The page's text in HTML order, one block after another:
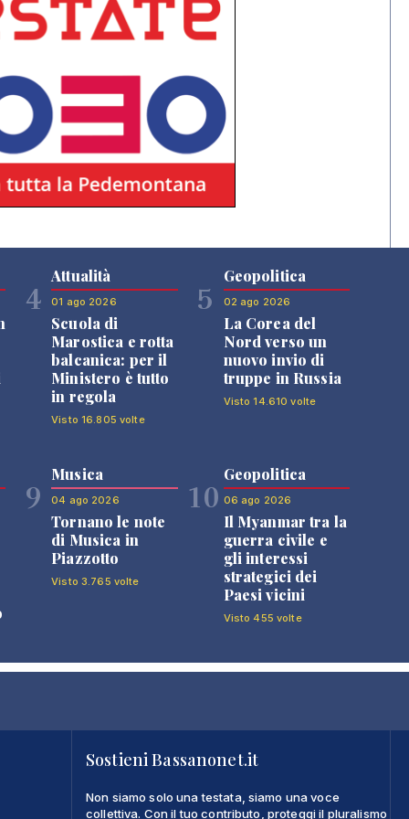
4
Attualità
01 ago 2026
Scuola di
Marostica e rotta
balcanica: per il
Ministero è tutto
in regola
Visto 16.805 volte
5
Geopolitica
02 ago 2026
La Corea del
Nord verso un
nuovo invio di
truppe in Russia
Visto 14.610 volte
9
Musica
04 ago 2026
Tornano le note
di Musica in
Piazzotto
Visto 3.765 volte
10
Geopolitica
06 ago 2026
Il Myanmar tra la
guerra civile e
gli interessi
strategici dei
Paesi vicini
Visto 455 volte
Sostieni Bassanonet.it
Non siamo solo una testata, siamo una voce
collettiva. Con il tuo contributo, proteggi il pluralismo